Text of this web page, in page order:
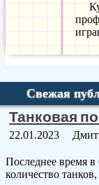
Свежая
Танковая
22.01.2023
Последнее время
количество